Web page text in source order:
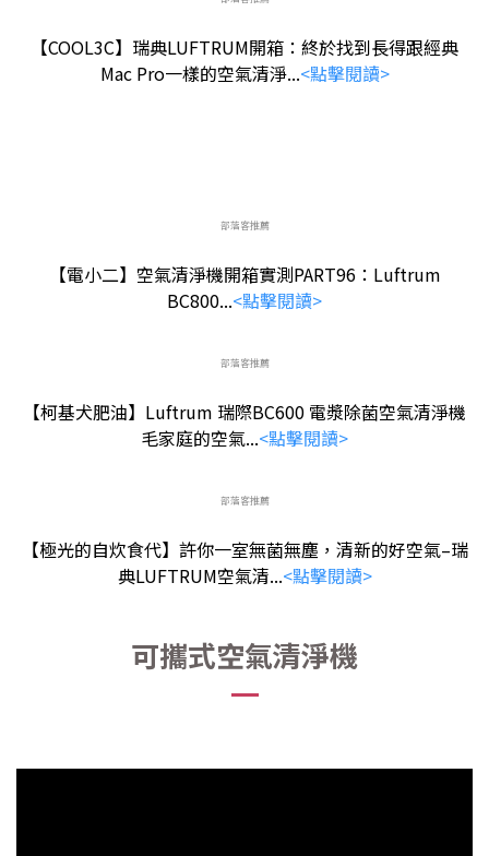
【COOL3C】瑞典LUFTRUM開箱：終於找到長得跟經典
Mac Pro一樣的空氣清淨...<點擊閱讀>
部落客推薦
【電小二】空氣清淨機開箱實測PART96：Luftrum
BC800...<點擊閱讀>
部落客推薦
【柯基犬肥油】Luftrum 瑞際BC600 電漿除菌空氣清淨機
毛家庭的空氣...<點擊閱讀>
部落客推薦
【極光的自炊食代】許你一室無菌無塵，清新的好空氣–瑞
典LUFTRUM空氣清...<點擊閱讀>
可攜式空氣清淨機